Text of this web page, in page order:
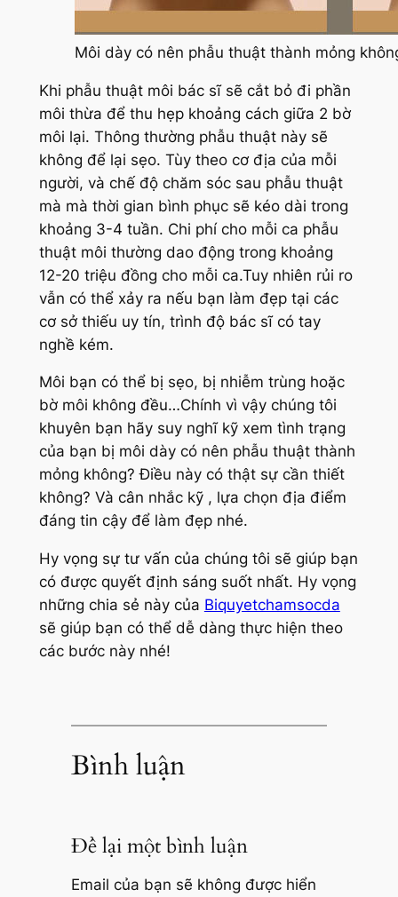
Môi dày có nên phẫu thuật thành mỏng
Khi phẫu thuật môi bác sĩ sẽ cắt bỏ đi phần
môi thừa để thu hẹp khoảng cách giữa 2 bờ
môi lại. Thông thường phẫu thuật này sẽ
không để lại sẹo. Tùy theo cơ địa của mỗi
người, và chế độ chăm sóc sau phẫu thuật
mà mà thời gian bình phục sẽ kéo dài trong
khoảng 3-4 tuần. Chi phí cho mỗi ca phẫu
thuật môi thường dao động trong khoảng
12-20 triệu đồng cho mỗi ca.Tuy nhiên rủi ro
vẫn có thể xảy ra nếu bạn làm đẹp tại các
cơ sở thiếu uy tín, trình độ bác sĩ có tay
nghề kém.
Môi bạn có thể bị sẹo, bị nhiễm trùng hoặc
bờ môi không đều…Chính vì vậy chúng tôi
khuyên bạn hãy suy nghĩ kỹ xem tình trạng
của bạn bị môi dày có nên phẫu thuật thành
mỏng không? Điều này có thật sự cần thiết
không? Và cân nhắc kỹ , lựa chọn địa điểm
đáng tin cậy để làm đẹp nhé.
Hy vọng sự tư vấn của chúng tôi sẽ giúp bạn
có được quyết định sáng suốt nhất. Hy vọng
những chia sẻ này của Biquyetchamsocda
sẽ giúp bạn có thể dễ dàng thực hiện theo
các bước này nhé!
Bình luận
Để lại một bình luận
Email của bạn sẽ không được hiển